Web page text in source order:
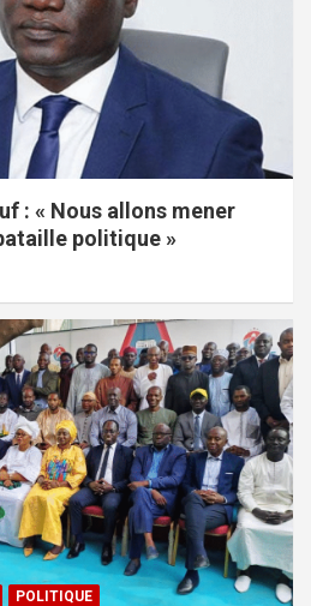
: « Nous allons mener
politique »
POLITIQUE